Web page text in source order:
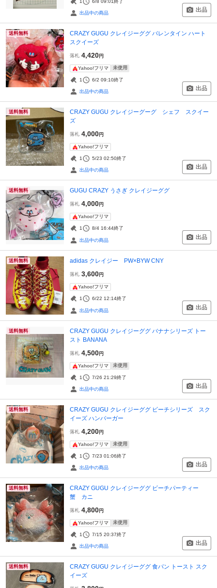
1 6/8 09:01 終了
出品中の商品 出品
送料無料
CRAZY GUGU クレイジーググ バレンタイン ハート
スクイーズ
落札 4,420円
Yahoo!フリマ 未使用
1 6/2 09:10終了
出品中の商品 出品
送料無料
CRAZY GUGU クレイジーグーグ シェフ スクイー
ズ
落札 4,000円
Yahoo!フリマ
1 5/23 02:50終了
出品中の商品 出品
送料無料 GUGU CRAZY うさぎ クレイジーググ
落札 4,000円
Yahoo!フリマ
1 8/4 16:44終了
出品中の商品 出品
送料無料 adidas クレイジー PW×BYW CNY
落札 3,600円
Yahoo!フリマ
1 6/22 12:14終了
出品中の商品 出品
送料無料
CRAZY GUGU クレイジーググ バナナシリーズ トー
スト BANANA
落札 4,500円
Yahoo!フリマ 未使用
1 7/26 21:29終了
出品中の商品 出品
送料無料
CRAZY GUGU クレイジーググ ビーチシリーズ スク
イーズ ハンバーガー
落札 4,200円
Yahoo!フリマ 未使用
1 7/23 01:06終了
出品中の商品 出品
送料無料
CRAZY GUGU クレイジーググ ビーチパーティー
蟹 カニ
落札 4,800円
Yahoo!フリマ 未使用
1 7/15 20:37終了
出品中の商品 出品
送料無料
CRAZY GUGU クレイジーググ 食パン トースト スク
イーズ